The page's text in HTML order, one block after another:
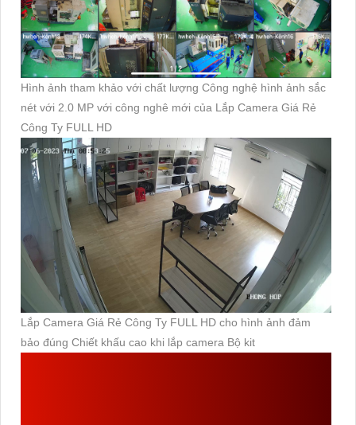
Hình ảnh tham khảo với chất lượng Công nghệ hình ảnh sắc
nét với 2.0 MP với công nghê mới của Lắp Camera Giá Rẻ
Công Ty FULL HD
Lắp Camera Giá Rẻ Công Ty FULL HD cho hình ảnh đảm
bảo đúng Chiết khấu cao khi lắp camera Bộ kit